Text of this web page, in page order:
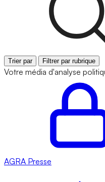
Trier par Filtrer par rubrique
Votre média d'analyse
AGRA Presse